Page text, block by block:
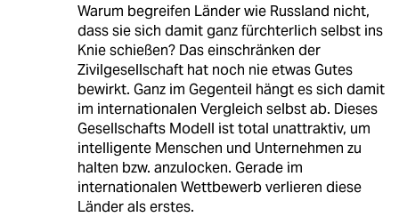
Warum begreifen Länder wie Russland nicht,
dass sie sich damit ganz fürchterlich selbst ins
Knie schießen? Das einschränken der
Zivilgesellschaft hat noch nie etwas Gutes
bewirkt. Ganz im Gegenteil hängt es sich damit
im internationalen Vergleich selbst ab. Dieses
Gesellschafts Modell ist total unattraktiv, um
intelligente Menschen und Unternehmen zu
halten bzw. anzulocken. Gerade im
internationalen Wettbewerb verlieren diese
Länder als erstes.